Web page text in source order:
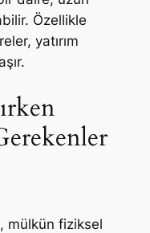
Özellikle
yatırım
mülkün fiziksel